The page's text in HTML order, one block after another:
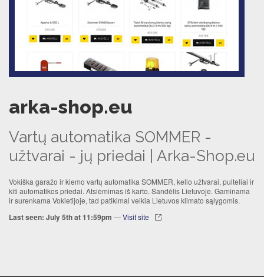
arka-shop.eu
Vartų automatika SOMMER -
užtvarai - jų priedai | Arka-Shop.eu
Vokiška garažo ir kiemo vartų automatika SOMMER, kelio užtvarai, pulteliai ir
kiti automatikos priedai. Atsiėmimas iš karto. Sandėlis Lietuvoje. Gaminama
ir surenkama Vokietijoje, tad patikimai veikia Lietuvos klimato sąlygomis.
Last seen: July 5th at 11:59pm —Visit site